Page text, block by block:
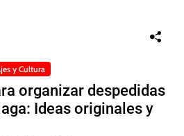
y Cultura
organizar despedidas
Ideas originales y